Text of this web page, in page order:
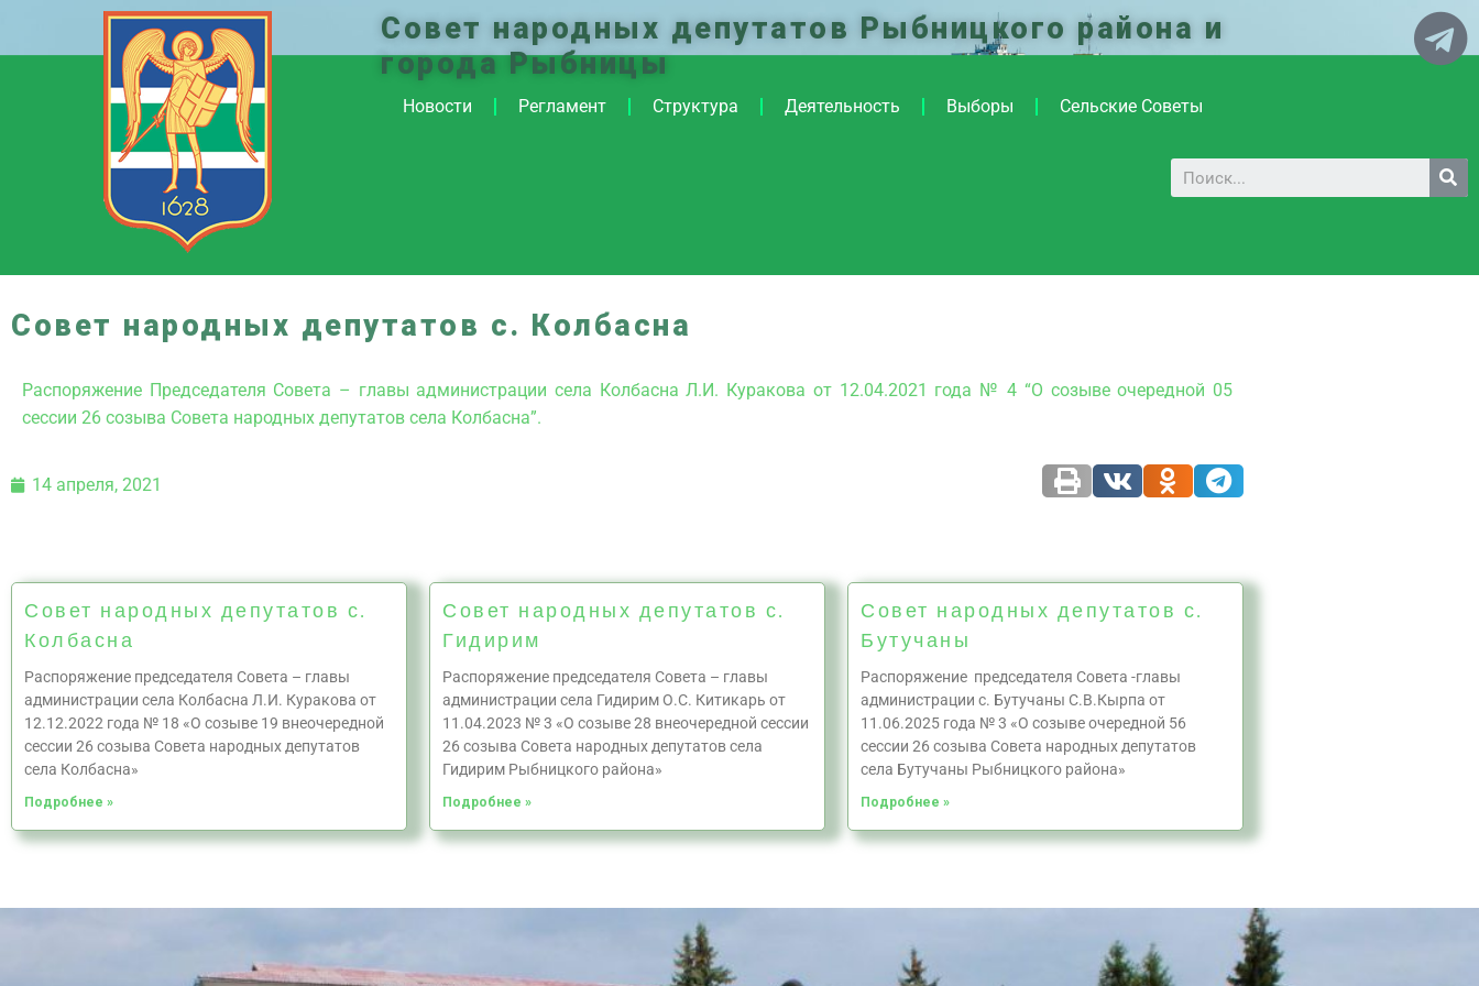
Совет народных депутатов Рыбницкого района и
города Рыбницы
Новости Регламент Структура Деятельность Выборы Сельские Советы
Совет народных депутатов с. Колбасна
Распоряжение Председателя Совета – главы администрации села Колбасна Л.И. Куракова от 12.04.2021 года № 4 “О созыве очередной 05
сессии 26 созыва Совета народных депутатов села Колбасна”.
14 апреля, 2021
Совет народных депутатов с.
Колбасна
Распоряжение председателя Совета – главы
администрации села Колбасна Л.И. Куракова от
12.12.2022 года № 18 «О созыве 19 внеочередной
сессии 26 созыва Совета народных депутатов
села Колбасна»
Подробнее »
Совет народных депутатов с.
Гидирим
Распоряжение председателя Совета – главы
администрации села Гидирим О.С. Китикарь от
11.04.2023 № 3 «О созыве 28 внеочередной сессии
26 созыва Совета народных депутатов села
Гидирим Рыбницкого района»
Подробнее »
Совет народных депутатов с.
Бутучаны
Распоряжение председателя Совета -главы
администрации с. Бутучаны С.В.Кырпа от
11.06.2025 года № 3 «О созыве очередной 56
сессии 26 созыва Совета народных депутатов
села Бутучаны Рыбницкого района»
Подробнее »